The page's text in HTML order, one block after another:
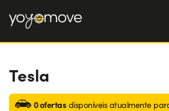
OFERTAS DE RENTING
Particulares
OFERTAS DE RENTING
Tesla
0 ofertas disponíveis atualmente